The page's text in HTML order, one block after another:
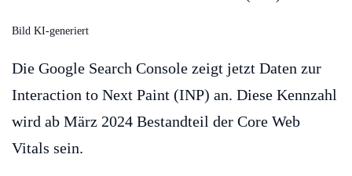
Bild KI-generiert
Die Google Search Console zeigt jetzt Daten zur
Interaction to Next Paint (INP) an. Diese Kennzahl
wird ab März 2024 Bestandteil der Core Web
Vitals sein.